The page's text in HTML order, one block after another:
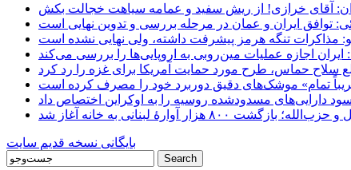
آقای خرازی! از ریش سفید و عمامه سیاهت خجالت بکش
توافق ایران و عمان در مرحله بررسی و تدوین نهایی است
مذاکرات تنگه هرمز پیشرفت داشته، ولی نهایی نشده است
اجازه عملیات مین‌روبی به اروپایی‌ها را بررسی می‌کند
سلاح حماس، طرح مورد حمایت آمریکا برای غزه را رد کرد
تمام» موشک‌های دقیق دوربرد خود را مصرف کرده است
هزار آوارۀ لبنانی به خانه‌ آغاز شد
بایگانی نسخه قدیم سایت